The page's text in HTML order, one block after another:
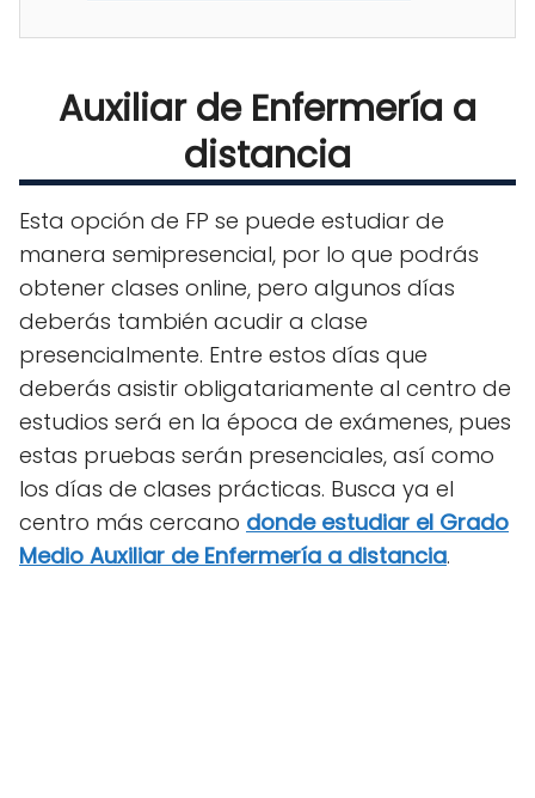
Auxiliar de Enfermería a
distancia
Esta opción de FP se puede estudiar de
manera semipresencial, por lo que podrás
obtener clases online, pero algunos días
deberás también acudir a clase
presencialmente. Entre estos días que
deberás asistir obligatariamente al centro de
estudios será en la época de exámenes, pues
estas pruebas serán presenciales, así como
los días de clases prácticas. Busca ya el
centro más cercano donde estudiar el Grado
Medio Auxiliar de Enfermería a distancia.